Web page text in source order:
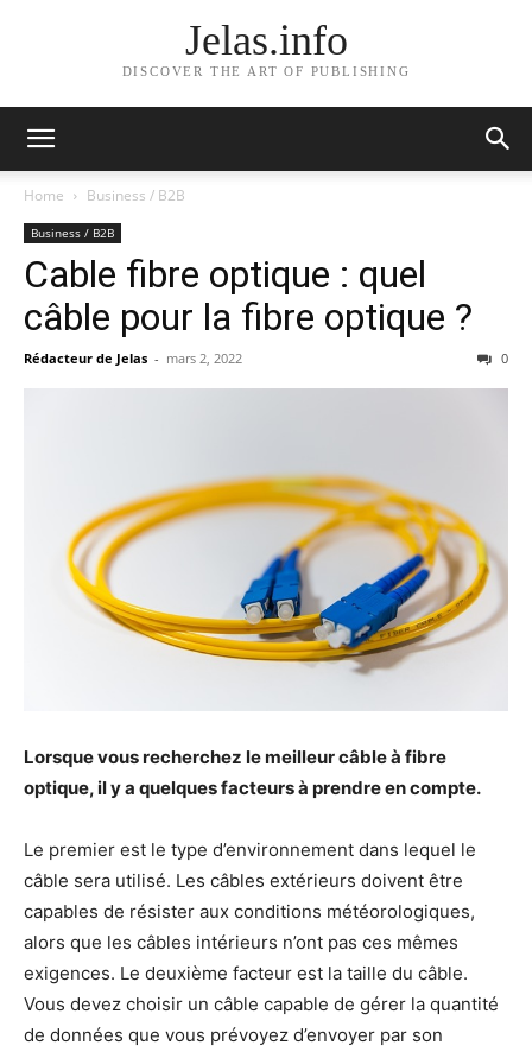
Jelas.info
DISCOVER THE ART OF PUBLISHING
Home Business / B2B
Business / B2B
Cable fibre optique : quel
câble pour la fibre optique ?
Rédacteur de Jelas - mars 2, 2022 0
Lorsque vous recherchez le meilleur câble à fibre
optique, il y a quelques facteurs à prendre en compte.
Le premier est le type d’environnement dans lequel le
câble sera utilisé. Les câbles extérieurs doivent être
capables de résister aux conditions météorologiques,
alors que les câbles intérieurs n’ont pas ces mêmes
exigences. Le deuxième facteur est la taille du câble.
Vous devez choisir un câble capable de gérer la quantité
de données que vous prévoyez d’envoyer par son